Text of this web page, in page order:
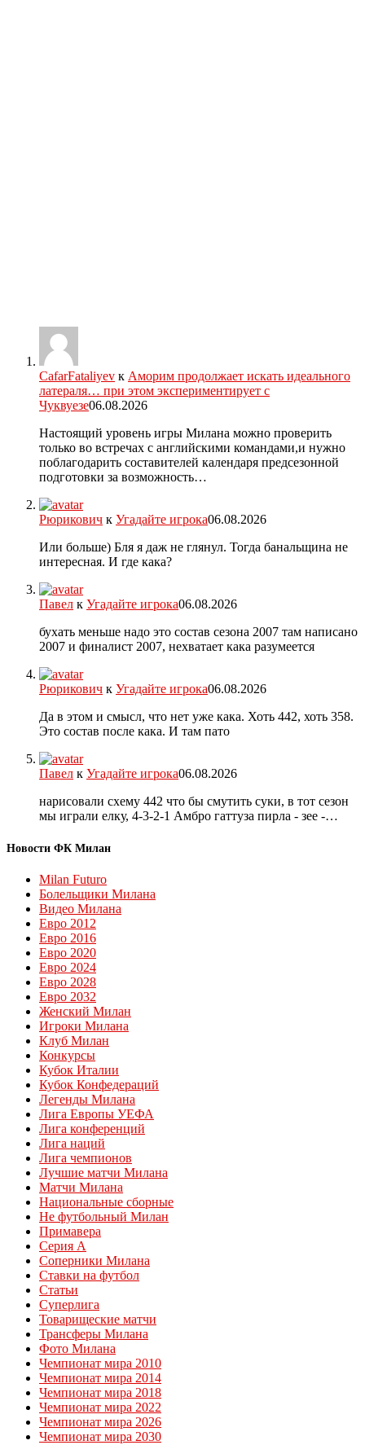
CafarFataliyev к Аморим продолжает искать идеального
латераля… при этом экспериментирует с
Чуквуезе06.08.2026
Настоящий уровень игры Милана можно проверить
только во встречах с английскими командами,и нужно
поблагодарить составителей календаря предсезонной
подготовки за возможность…
Рюрикович к Угадайте игрока06.08.2026
Или больше) Бля я даж не глянул. Тогда банальщина не
интересная. И где кака?
Павел к Угадайте игрока06.08.2026
бухать меньше надо это состав сезона 2007 там написано
2007 и финалист 2007, нехватает кака разумеется
Рюрикович к Угадайте игрока06.08.2026
Да в этом и смысл, что нет уже кака. Хоть 442, хоть 358.
Это состав после кака. И там пато
Павел к Угадайте игрока06.08.2026
нарисовали схему 442 что бы смутить суки, в тот сезон
мы играли елку, 4-3-2-1 Амбро гаттуза пирла - зее -…
Новости ФК Милан
Milan Futuro
Болельщики Милана
Видео Милана
Евро 2012
Евро 2016
Евро 2020
Евро 2024
Евро 2028
Евро 2032
Женский Милан
Игроки Милана
Клуб Милан
Конкурсы
Кубок Италии
Кубок Конфедераций
Легенды Милана
Лига Европы УЕФА
Лига конференций
Лига наций
Лига чемпионов
Лучшие матчи Милана
Матчи Милана
Национальные сборные
Не футбольный Милан
Примавера
Серия А
Соперники Милана
Ставки на футбол
Статьи
Суперлига
Товарищеские матчи
Трансферы Милана
Фото Милана
Чемпионат мира 2010
Чемпионат мира 2014
Чемпионат мира 2018
Чемпионат мира 2022
Чемпионат мира 2026
Чемпионат мира 2030